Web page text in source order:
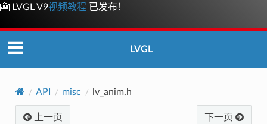
🎦 LVGL V9视频教程 已发布！
LVGL
API misc lv_anim.h
上一页 下一页